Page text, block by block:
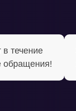
течение
обращения!